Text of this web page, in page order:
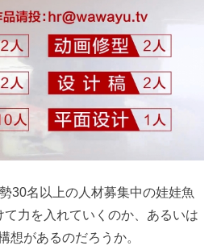
30名以上の人材募集中の娃娃魚
力を入れていくのか、あるいは
想があるのだろうか。